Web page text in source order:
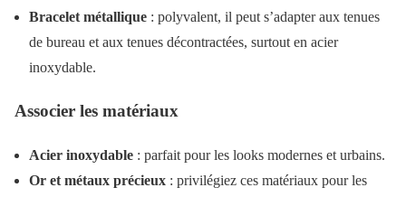
Bracelet métallique : polyvalent, il peut s’adapter aux tenues
de bureau et aux tenues décontractées, surtout en acier
inoxydable.
Associer les matériaux
Acier inoxydable : parfait pour les looks modernes et urbains.
Or et métaux précieux : privilégiez ces matériaux pour les